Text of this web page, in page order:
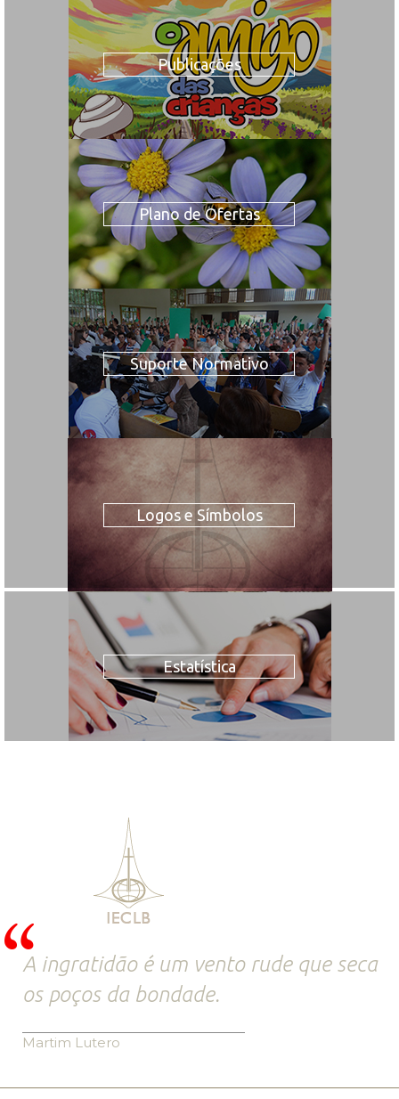
Publicações
Plano de Ofertas
Suporte Normativo
Logos e Símbolos
Estatística
A ingratidão é um vento rude que seca
os poços da bondade.
Martim Lutero